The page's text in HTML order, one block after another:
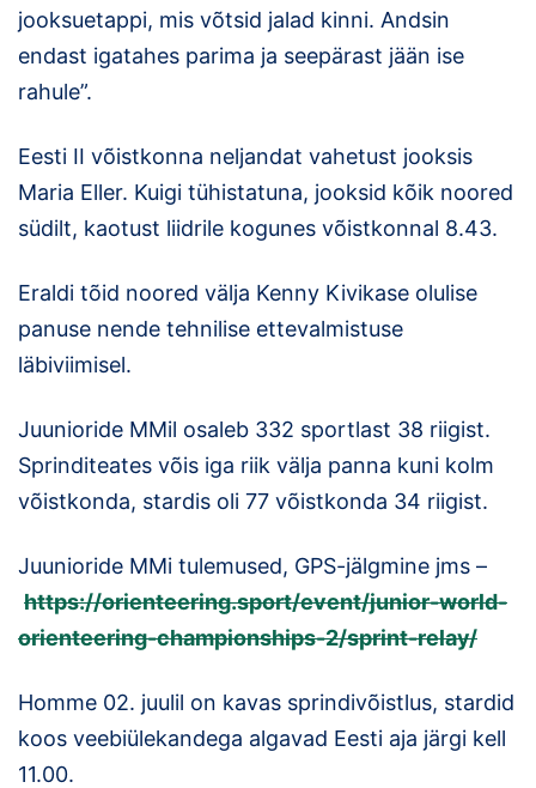
jooksuetappi, mis võtsid jalad kinni. Andsin
endast igatahes parima ja seepärast jään ise
rahule”.
Eesti II võistkonna neljandat vahetust jooksis
Maria Eller. Kuigi tühistatuna, jooksid kõik noored
südilt, kaotust liidrile kogunes võistkonnal 8.43.
Eraldi tõid noored välja Kenny Kivikase olulise
panuse nende tehnilise ettevalmistuse
läbiviimisel.
Juunioride MMil osaleb 332 sportlast 38 riigist.
Sprinditeates võis iga riik välja panna kuni kolm
võistkonda, stardis oli 77 võistkonda 34 riigist.
Juunioride MMi tulemused, GPS-jälgmine jms –
https://orienteering.sport/event/junior-world-
orienteering-championships-2/sprint-relay/
Homme 02. juulil on kavas sprindivõistlus, stardid
koos veebiülekandega algavad Eesti aja järgi kell
11.00.